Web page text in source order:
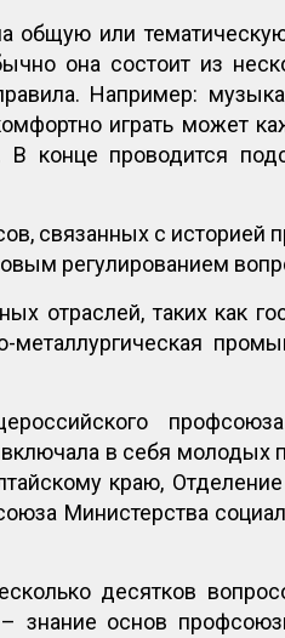
общую или
она состоит из
Например:
играть может
конце проводится
связанных с историей
регулированием
отраслей, таких как
металлургическая
в себя молодых
краю,
Министерства
десятков
знание основ